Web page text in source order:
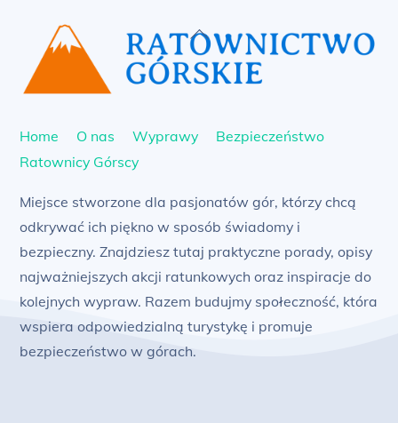
Back
To
Top
Home O nas Wyprawy
Bezpieczeństwo
Ratownicy Górscy
Miejsce stworzone dla pasjonatów gór, którzy chcą
odkrywać ich piękno w sposób świadomy i
bezpieczny. Znajdziesz tutaj praktyczne porady, opisy
najważniejszych akcji ratunkowych oraz inspiracje do
kolejnych wypraw. Razem budujmy społeczność, która
wspiera odpowiedzialną turystykę i promuje
bezpieczeństwo w górach.